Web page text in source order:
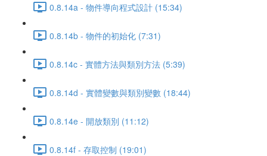
0.8.14a - 物件導向程式設計 (15:34)
0.8.14b - 物件的初始化 (7:31)
0.8.14c - 實體方法與類別方法 (5:39)
0.8.14d - 實體變數與類別變數 (18:44)
0.8.14e - 開放類別 (11:12)
0.8.14f - 存取控制 (19:01)